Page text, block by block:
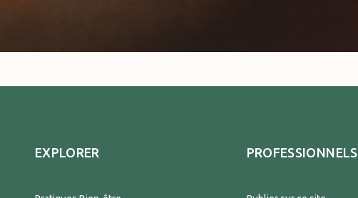
EXPLORER PROFESSIONNELS